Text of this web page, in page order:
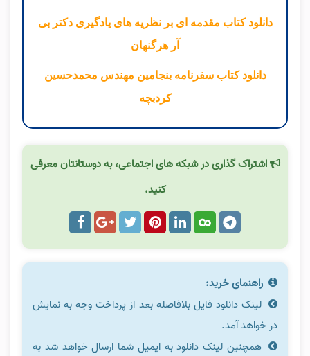
دانلود کتاب مقدمه ای بر نظریه های یادگیری دکتر بی
آر هرگنهان
دانلود کتاب سفرنامه بنجامین مهندس محمدحسین
کردبچه
اشتراک گذاری در شبکه های اجتماعی، به دوستانتان معرفی
کنید.
راهنمای خرید:
لینک دانلود فایل بلافاصله بعد از پرداخت وجه به نمایش
در خواهد آمد.
همچنین لینک دانلود به ایمیل شما ارسال خواهد شد به